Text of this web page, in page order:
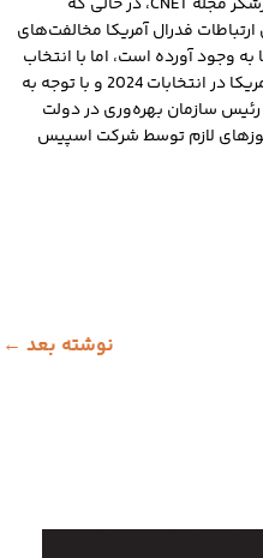
به نوشته جو سوپان(Joe Supan)، گزارشگر مجله CNET، در حالی که
فدرال آمریکا مخالفت‌های
وجود آورده است، اما با انتخاب
دونالد ترامپ به عنوان رنیس جمهور آمریکا در انتخابات 2024 و با توجه به
سازمان بهره‌وری در دولت
لازم توسط شرکت اسپیس
نوشته بعد ←